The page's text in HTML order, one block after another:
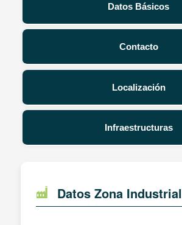
Datos Básicos
Contacto
Localización
Infraestructuras
Datos Zona Industrial